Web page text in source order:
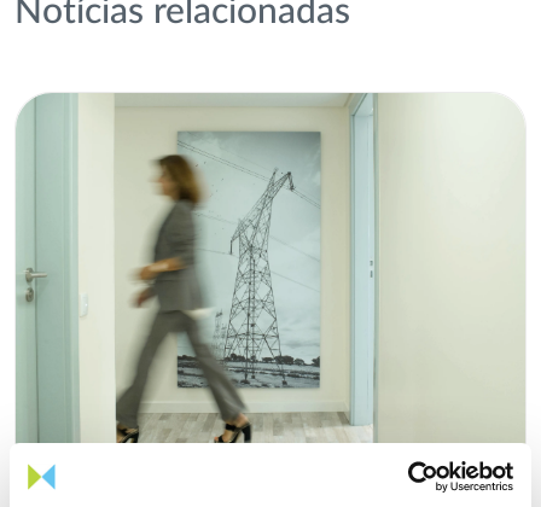
Notícias relacionadas